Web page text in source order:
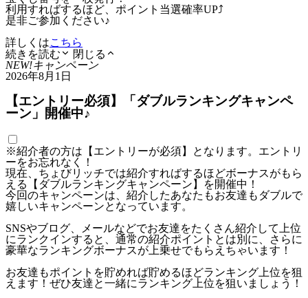
利用すればするほど、ポイント当選確率UP⤴
是非ご参加ください♪
詳しくはこちら
続きを読む
閉じる
NEW!キャンペーン
2026年8月1日
【エントリー必須】「ダブルランキングキャンペ
ーン」開催中♪
※紹介者の方は【エントリーが必須】となります。エントリ
ーをお忘れなく！
現在、ちょびリッチでは紹介すればするほどボーナスがもら
える【ダブルランキングキャンペーン】を開催中！
今回のキャンペーンは、紹介したあなたもお友達もダブルで
嬉しいキャンペーンとなっています。
SNSやブログ、メールなどでお友達をたくさん紹介して上位
にランクインすると、通常の紹介ポイントとは別に、さらに
豪華なランキングボーナスが上乗せでもらえちゃいます！
お友達もポイントを貯めれば貯めるほどランキング上位を狙
えます！ぜひ友達と一緒にランキング上位を狙いましょう！